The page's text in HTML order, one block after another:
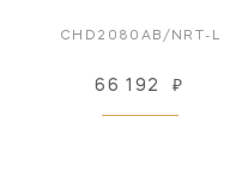
CHD2080AB/NRT-L
66 192 ₽